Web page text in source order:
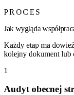
PROCES
Jak wygląda
Każdy etap ma
kolejny dokument lub
1
Audyt obecnej